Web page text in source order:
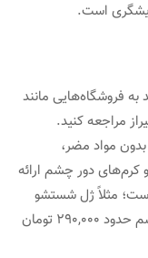
است.
فروشگاه‌هایی مانند
مراجعه کنید.
بدون مواد مضر،
کرم‌های دور چشم ارائه
مثلاً ژل شستشو
حدود 248,000 تا 315,000 تومان و کرم دور چشم حدود 290,000 تومان